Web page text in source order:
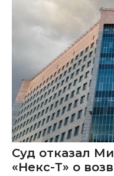
Суд отказал
«Некс-Т» о